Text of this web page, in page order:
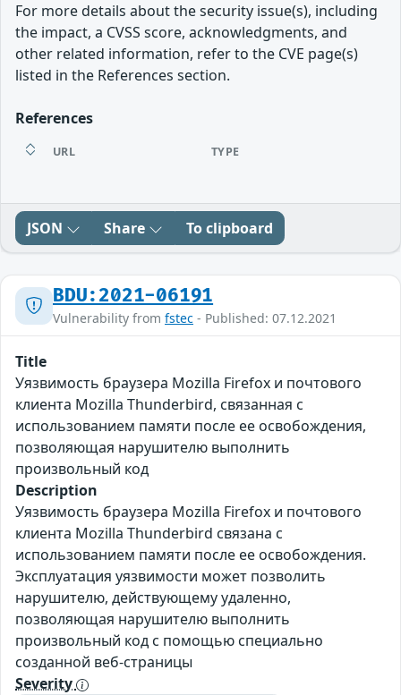
For more details about the security issue(s), including
the impact, a CVSS score, acknowledgments, and
other related information, refer to the CVE page(s)
listed in the References section.
References
URL TYPE
JSON Share To clipboard
BDU:2021-06191
Vulnerability from fstec - Published: 07.12.2021
Title
Уязвимость браузера Mozilla Firefox и почтового
клиента Mozilla Thunderbird, связанная с
использованием памяти после ее освобождения,
позволяющая нарушителю выполнить
произвольный код
Description
Уязвимость браузера Mozilla Firefox и почтового
клиента Mozilla Thunderbird связана с
использованием памяти после ее освобождения.
Эксплуатация уязвимости может позволить
нарушителю, действующему удаленно,
позволяющая нарушителю выполнить
произвольный код с помощью специально
созданной веб-страницы
Severity